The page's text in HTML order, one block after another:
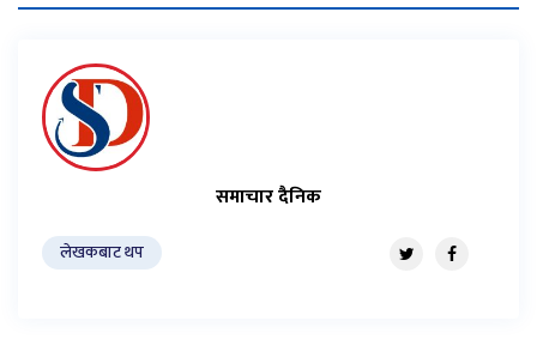
समाचार दैनिक
लेखकबाट थप